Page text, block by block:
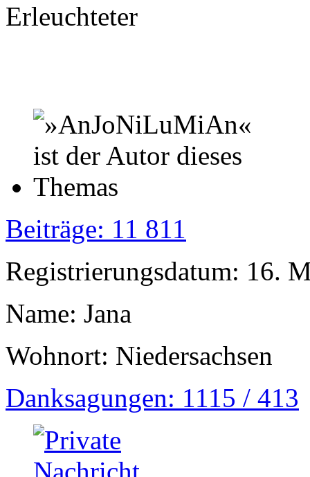
Erleuchteter
Beiträge: 11 811
Registrierungsdatum: 16.
Name: Jana
Wohnort: Niedersachsen
Danksagungen: 1115 / 413